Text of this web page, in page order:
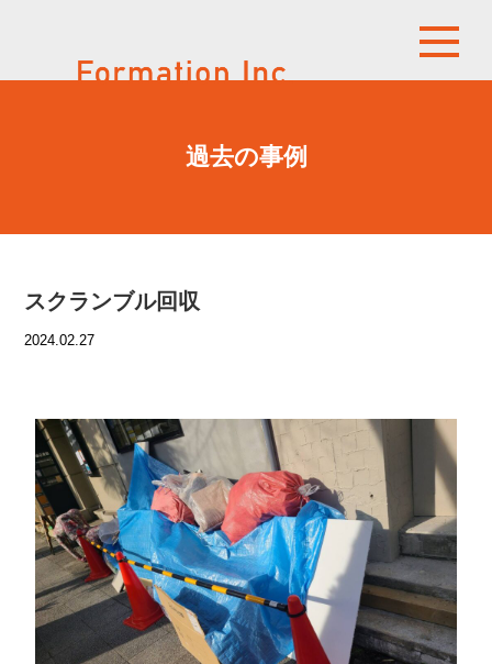
過去の事例
スクランブル回収
2024.02.27